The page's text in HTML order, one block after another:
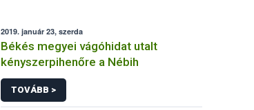
2019. január 23, szerda
Békés megyei vágóhidat utalt
kényszerpihenőre a Nébih
TOVÁBB >